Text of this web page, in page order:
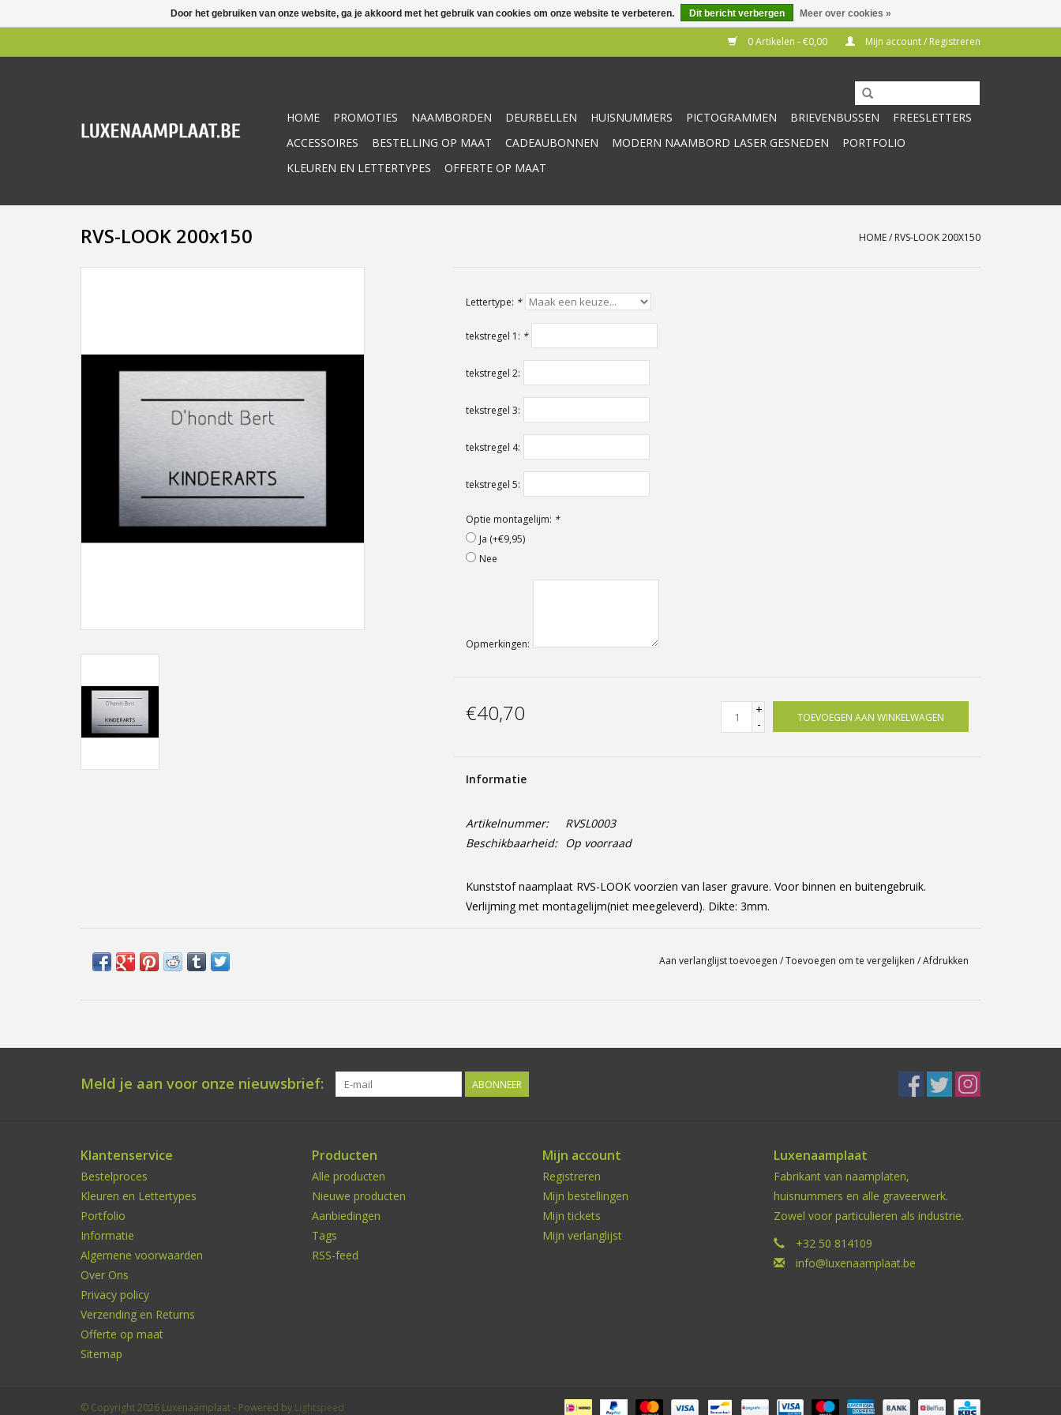
0 Artikelen - €0,00 Mijn account / Registreren
HOME PROMOTIES NAAMBORDEN DEURBELLEN HUISNUMMERS PICTOGRAMMEN BRIEVENBUSSEN
FREESLETTERS
ACCESSOIRES
BESTELLING OP MAAT CADEAUBONNEN MODERN NAAMBORD LASER GESNEDEN
PORTFOLIO
KLEUREN EN LETTERTYPES
OFFERTE OP MAAT
RVS-LOOK 200x150 HOME/ RVS-LOOK 200X150
Lettertype: *
tekstregel 1: *
tekstregel 2:
tekstregel 3:
tekstregel 4:
tekstregel 5:
Optie montagelijm: *
Ja (+€9,95)
Nee
Opmerkingen:
€40,70
+
-
TOEVOEGEN AAN WINKELWAGEN
Informatie
Artikelnummer:
RVSL0003
Beschikbaarheid:
Op voorraad
Kunststof naamplaat RVS-LOOK voorzien van laser gravure. Voor binnen en buitengebruik.
Verlijming met montagelijm(niet meegeleverd). Dikte: 3mm.
Aan verlanglijst toevoegen /Toevoegen om te vergelijken /Afdrukken
Meld je aan voor onze nieuwsbrief: ABONNEER
Klantenservice
Bestelproces
Kleuren en Lettertypes
Portfolio
Informatie
Algemene voorwaarden
Over Ons
Privacy policy
Verzending en Returns
Offerte op maat
Sitemap
Producten
Alle producten
Nieuwe producten
Aanbiedingen
Tags
RSS-feed
Mijn account
Registreren
Mijn bestellingen
Mijn tickets
Mijn verlanglijst
Luxenaamplaat
Fabrikant van naamplaten,
huisnummers en alle graveerwerk.
Zowel voor particulieren als industrie.
+32 50 814109
info@luxenaamplaat.be
© Copyright 2026 Luxenaamplaat - Powered by Lightspeed
Door het gebruiken van onze website, ga je akkoord met het gebruik van cookies om onze website te verbeteren. Dit bericht verbergen Meer over cookies »